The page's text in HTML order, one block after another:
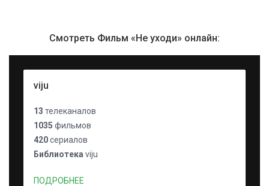
Смотреть Фильм «Не уходи» онлайн:
viju
13 телеканалов
1035 фильмов
420сериалов
Библиотека viju
ПОДРОБНЕЕ